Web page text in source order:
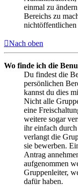
einmal zu
Bereichs zu
nichtöffentlichen
Nach oben
Wo finde ich die
Du findest die
persönlichen
kannst du dies
Nicht alle
eine
weitere sogar
ihr einfach
verlangt die
sie bewerben.
Antrag
aufgenommen
Gruppenleiter,
dafür haben.